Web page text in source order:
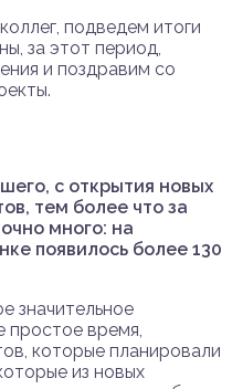
подведем итоги
за этот период,
и поздравим со
с открытия новых
тем более что за
много: на
появилось более 130
значительное
простое время,
которые планировали
из новых